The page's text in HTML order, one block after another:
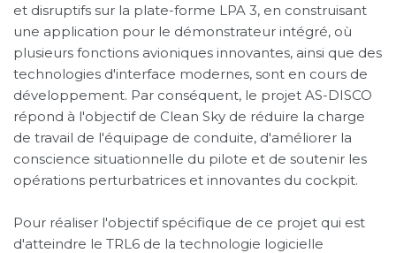
et disruptifs sur la plate-forme LPA 3, en construisant
une application pour le démonstrateur intégré, où
plusieurs fonctions avioniques innovantes, ainsi que des
technologies d'interface modernes, sont en cours de
développement. Par conséquent, le projet AS-DISCO
répond à l'objectif de Clean Sky de réduire la charge
de travail de l'équipage de conduite, d'améliorer la
conscience situationnelle du pilote et de soutenir les
opérations perturbatrices et innovantes du cockpit.
Pour réaliser l'objectif spécifique de ce projet qui est
d'atteindre le TRL6 de la technologie logicielle